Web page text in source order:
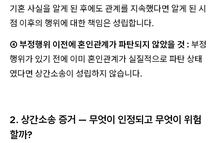
기혼 사실을 알게 된 후에도 관계를 지속했다면 알게 된 시
점 이후의 행위에 대한 책임은 성립합니다.
④ 부정행위 이전에 혼인관계가 파탄되지 않았을 것 : 부정
행위가 있기 전에 이미 혼인관계가 실질적으로 파탄 상태
였다면 상간소송이 성립하지 않습니다.
2. 상간소송 증거 — 무엇이 인정되고 무엇이 위험
할까?